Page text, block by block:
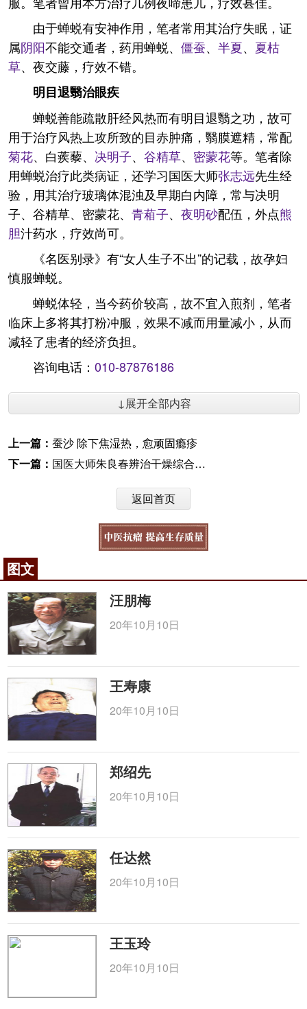
由于蝉蜕有安神作用，笔者常用其治疗失眠，证
属阴阳不能交通者，药用蝉蜕、 僵蚕、 半夏、 夏枯
草、夜交藤，疗效不错。
明目退翳治眼疾
蝉蜕善能疏散肝经风热而有明目退翳之功，故可
用于治疗风热上攻所致的目赤肿痛，翳膜遮精，常配
菊花、白蒺藜、 决明子、 谷精草、 密蒙花等。笔者除
用蝉蜕治疗此类病证，还学习国医大师张志远先生经
验，用其治疗玻璃体混浊及早期白内障，常与决明
子、谷精草、密蒙花、 青葙子、 夜明砂配伍，外点熊
胆汁药水，疗效尚可。
《名医别录》有“女人生子不出”的记载，故孕妇
慎服蝉蜕。
蝉蜕体轻，当今药价较高，故不宜入煎剂，笔者
临床上多将其打粉冲服，效果不减而用量减小，从而
减轻了患者的经济负担。
咨询电话： 010-87876186
↓展开全部内容
上一篇： 蚕沙 除下焦湿热，愈顽固瘾疹
下一篇： 国医大师朱良春辨治干燥综合征经验
返回首页
图文
汪朋梅
20年10月10日
王寿康
20年10月10日
郑绍先
20年10月10日
任达然
20年10月10日
王玉玲
20年10月10日